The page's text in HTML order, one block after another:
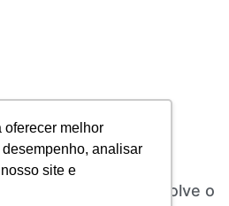
oferecer melhor
analisar
site e
mas não resolve o